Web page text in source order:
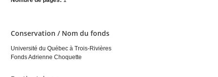
Conservation / Nom du fonds
Université du Québec à Trois-Rivières
Fonds Adrienne Choquette